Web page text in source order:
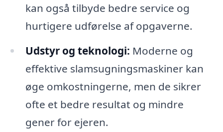
kan også tilbyde bedre service og
hurtigere udførelse af opgaverne.
Udstyr og teknologi: Moderne og
effektive slamsugningsmaskiner kan
øge omkostningerne, men de sikrer
ofte et bedre resultat og mindre
gener for ejeren.